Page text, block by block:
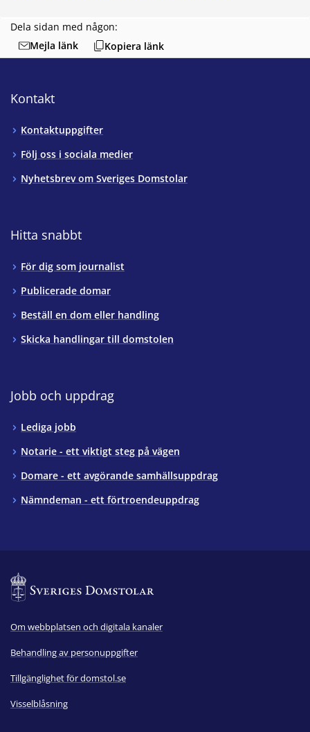
Dela sidan med någon:
Mejla länk
Kopiera länk
Kontakt
Kontaktuppgifter
Följ oss i sociala medier
Nyhetsbrev om Sveriges Domstolar
Hitta snabbt
För dig som journalist
Publicerade domar
Beställ en dom eller handling
Skicka handlingar till domstolen
Jobb och uppdrag
Lediga jobb
Notarie - ett viktigt steg på vägen
Domare - ett avgörande samhällsuppdrag
Nämndeman - ett förtroendeuppdrag
Om webbplatsen och digitala kanaler
Behandling av personuppgifter
Tillgänglighet för domstol.se
Visselblåsning